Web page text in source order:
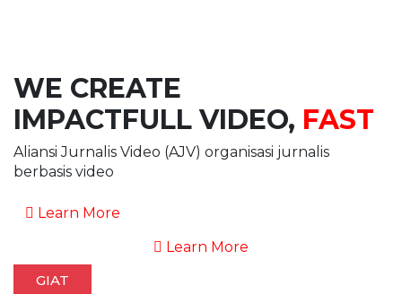
WE CREATE
IMPACTFULL VIDEO, FAST
Aliansi Jurnalis Video (AJV) organisasi jurnalis
berbasis video
Learn More
Learn More
GIAT